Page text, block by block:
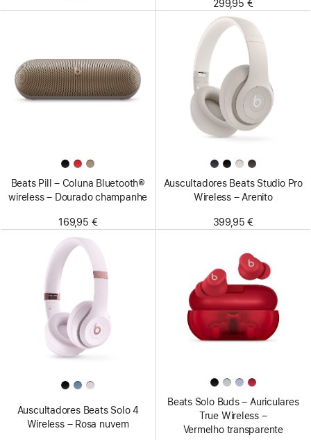
299,95 €
Beats Pill – Coluna Bluetooth®
wireless – Dourado champanhe
169,95 €
Auscultadores Beats Studio Pro
Wireless – Arenito
399,95 €
Auscultadores Beats Solo 4
Wireless – Rosa nuvem
Beats Solo Buds – Auriculares
True Wireless –
Vermelho transparente